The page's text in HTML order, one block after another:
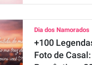
Dia dos Namorados
+100
Foto de